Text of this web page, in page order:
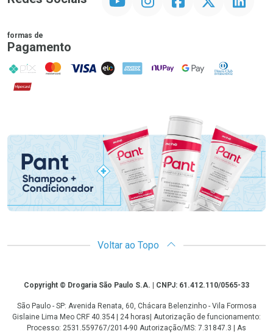
formas de
Pagamento
PIX MasterCard
VISA ELO AMEX NuPay Google PayDiners Club
Hipercard
Promoção em Destaque
Voltar ao Topo
CopyrightCopyright © Drogaria São Paulo S.A. | CNPJ: 61.412.110/0565-33
São Paulo - SP: Avenida Renata, 60, Chácara Belenzinho - Vila Formosa
Gislaine Lima Meo CRF 40.354 | 24 horas| Autorização de funcionamento:
Processo: 2531.559767/2014-90 Autorização/MS: 7.31847.3 | As